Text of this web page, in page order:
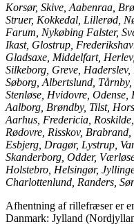
Korsør, Skive, Aabenraa,
Struer, Kokkedal, Lillerød,
Farum, Nykøbing Falster,
Ikast, Glostrup,
Gladsaxe, Middelfart,
Silkeborg, Greve,
Søborg, Albertslund,
Stenløse, Hvidovre,
Aalborg, Brøndby, Tilst,
Aarhus, Fredericia,
Rødovre, Risskov,
Esbjerg, Dragør, Lystrup,
Skanderborg, Odder,
Holstebro, Helsingør,
Charlottenlund, Randers,
Afhentning af rillefræser er
Danmark: Jylland